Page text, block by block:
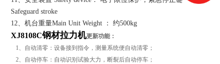
Safeguard stroke
12、机台重量Main Unit Weight ： 约500kg
XJ8108C钢材拉力机更新功能：
1、自动清零：设备接到指令，测量系统便自动清零；
2、自动停车：自动识别试验大力，断裂后自动停车；